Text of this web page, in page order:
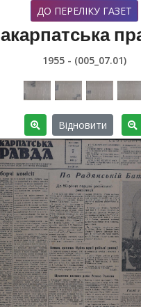
ДО ПЕРЕЛІКУ ГАЗЕТ
1955 - (005_07.01)
Відновити